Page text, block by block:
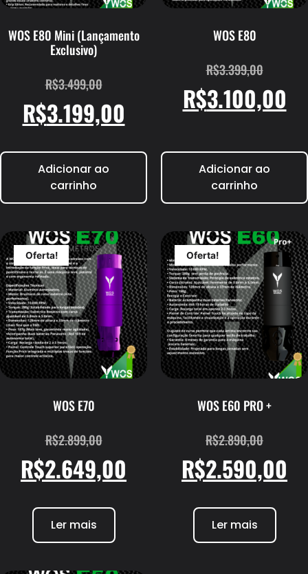
WOS E80 Mini (Lançamento
Exclusivo)
R$3.499,00
R$3.199,00
Adicionar ao
carrinho
WOS E80
R$3.399,00
R$3.100,00
Adicionar ao
carrinho
Oferta!
WOS E70
R$2.899,00
R$2.649,00
Ler mais
Oferta!
WOS E60 PRO +
R$2.890,00
R$2.590,00
Ler mais